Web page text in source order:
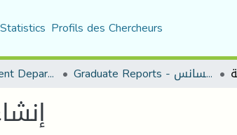
Statistics Profils des Chercheurs
Urban Management Department Graduate Reports - تقارير الليسانس